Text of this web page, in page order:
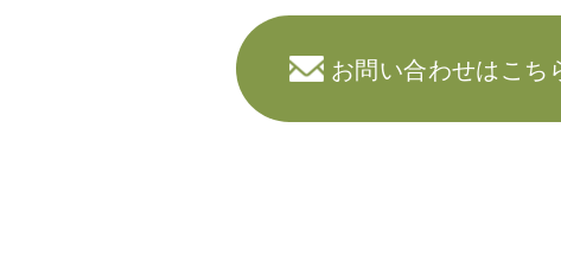
お問い合わせはこち